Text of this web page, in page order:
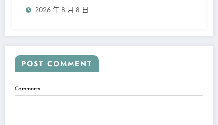
2026 年 8 月 8 日
POST COMMENT
Comments